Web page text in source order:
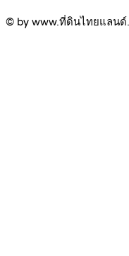
© by www.ที่ดินไทยแลนด์